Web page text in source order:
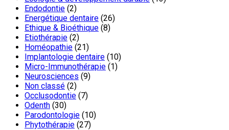
Endodontie (2)
Energétique dentaire (26)
Ethique & Bioéthique (8)
Etiothérapie (2)
Homéopathie (21)
Implantologie dentaire (10)
Micro-Immunothérapie (1)
Neurosciences (9)
Non classé (2)
Occlusodontie (7)
Odenth (30)
Parodontologie (10)
Phytothérapie (27)